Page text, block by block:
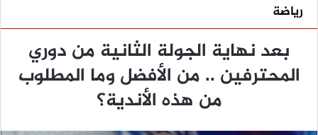
رياضة
بعد نهاية الجولة الثانية من دوري
المحترفين .. من الأفضل وما المطلوب
من هذه الأندية؟